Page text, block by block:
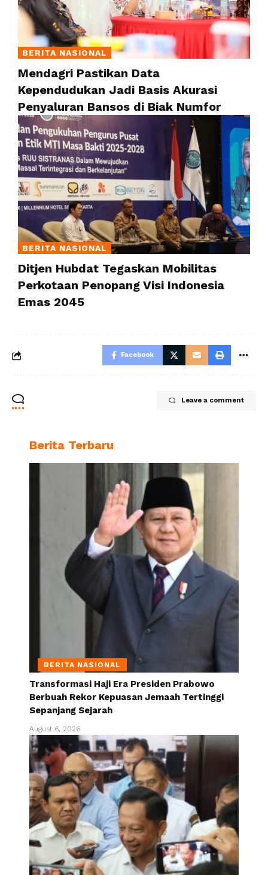
BERITA NASIONAL
Mendagri Pastikan Data
Kependudukan Jadi Basis Akurasi
Penyaluran Bansos di Biak Numfor
BERITA NASIONAL
Ditjen Hubdat Tegaskan Mobilitas
Perkotaan Penopang Visi Indonesia
Emas 2045
Facebook
Leave a comment
Berita Terbaru
BERITA NASIONAL
Transformasi Haji Era Presiden Prabowo
Berbuah Rekor Kepuasan Jemaah Tertinggi
Sepanjang Sejarah
August 6, 2026